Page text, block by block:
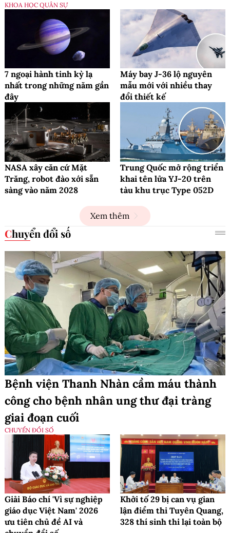
KHOA HỌC QUÂN SỰ
7 ngoại hành tinh kỳ lạ
nhất trong những năm gần
đây
Máy bay J-36 lộ nguyên
mẫu mới với nhiều thay
đổi thiết kế
NASA xây căn cứ Mặt
Trăng, robot đào xới sẵn
sàng vào năm 2028
Trung Quốc mở rộng triển
khai tên lửa YJ-20 trên
tàu khu trục Type 052D
Xem thêm
Chuyển đổi số
Bệnh viện Thanh Nhàn cầm máu thành
công cho bệnh nhân ung thư đại tràng
giai đoạn cuối
CHUYỂN ĐỔI SỐ
Giải Báo chí 'Vì sự nghiệp
giáo dục Việt Nam' 2026
ưu tiên chủ đề AI và
Khởi tố 29 bị can vụ gian
lận điểm thi Tuyên Quang,
328 thí sinh thi lại toàn bộ